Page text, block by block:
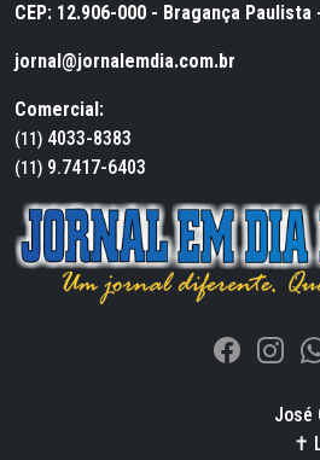
CEP: 12.906-000 - Bragança Paulista
jornal@jornalemdia.com.br
Comercial:
(11) 4033-8383
(11) 9.7417-6403
José
✝